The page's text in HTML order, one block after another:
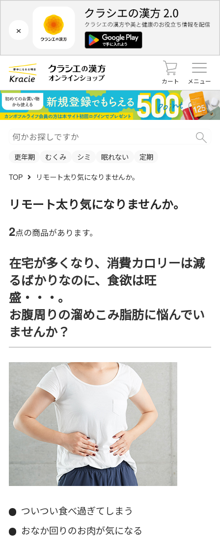
×
カート メニュー
更年期 むくみ シミ 眠れない 定期
TOP リモート太り気になりませんか。
リモート太り気になりませんか。
2点の商品があります。
在宅が多くなり、消費カロリーは減
るばかりなのに、食欲は旺
盛・・・。
お腹周りの溜めこみ脂肪に悩んでい
ませんか？
ついつい食べ過ぎてしまう
おなか回りのお肉が気になる